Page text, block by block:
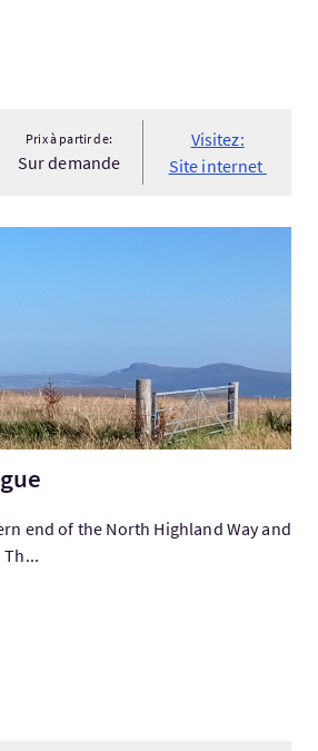
Prix à partir de:
Sur demande
Visitez:
Site internet
end of the North Highland Way and
handicapées